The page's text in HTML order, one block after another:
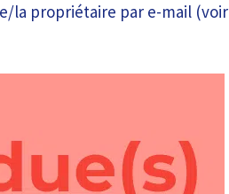
la propriétaire par e-mail (voir